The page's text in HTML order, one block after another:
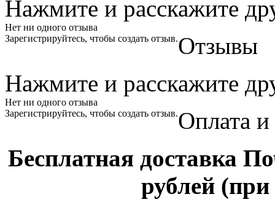
Нажмите и расскажите
Нет ни одного отзыва
Зарегистрируйтесь, чтобы создать отзыв.Отзывы
Нажмите и расскажите
Нет ни одного отзыва
Зарегистрируйтесь, чтобы создать отзыв.Оплата и
Бесплатная доставка
рублей